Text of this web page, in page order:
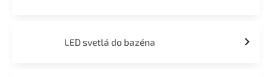
LED svetlá do bazéna